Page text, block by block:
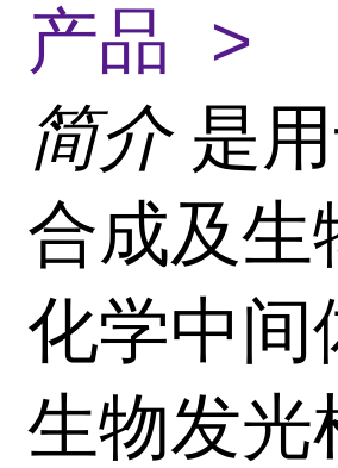
产品 >
简介 是
合成及生
化学中间
生物发光